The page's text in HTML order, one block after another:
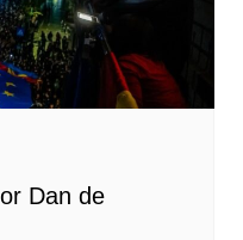
Dan de